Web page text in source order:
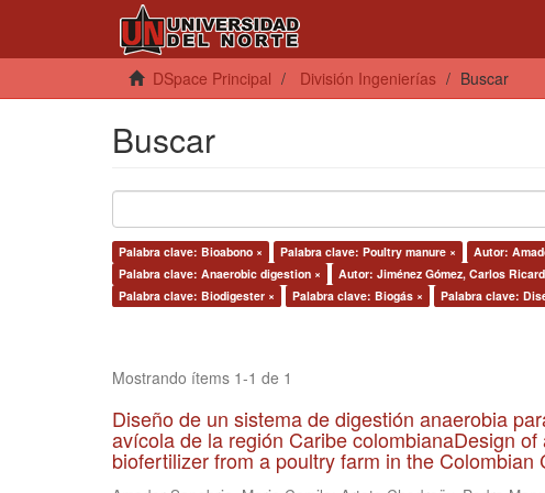
DSpace Principal División Ingenierías Buscar
Buscar
Palabra clave: Bioabono × Palabra clave: Poultry manure × Autor:
Palabra clave: Anaerobic digestion ×
Autor: Jiménez Gómez, Carlos
Palabra clave: Biodigester ×
Palabra clave: Biogás × Palabra clave:
Mostrando ítems 1-1 de 1
Diseño de un sistema de digestión anaerobia
avícola de la región Caribe colombianaDesign
biofertilizer from a poultry farm in the Colombian